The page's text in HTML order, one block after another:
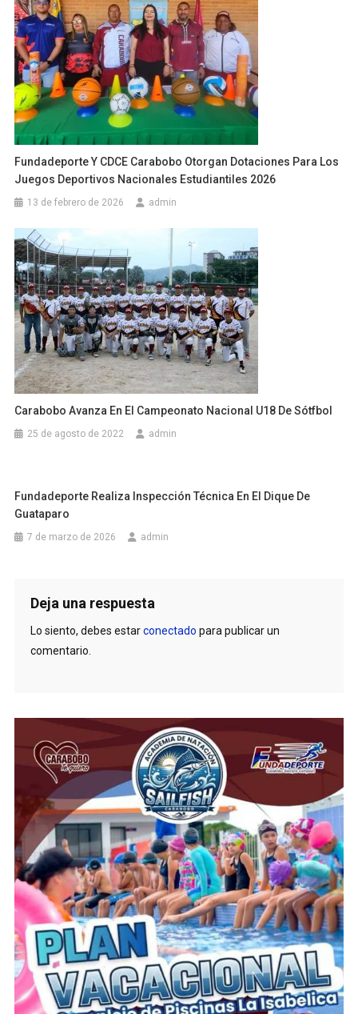
Fundadeporte Y CDCE Carabobo Otorgan Dotaciones Para Los
Juegos Deportivos Nacionales Estudiantiles 2026
13 de febrero de 2026 admin
Carabobo Avanza En El Campeonato Nacional U18 De Sótfbol
25 de agosto de 2022 admin
Fundadeporte Realiza Inspección Técnica En El Dique De
Guataparo
7 de marzo de 2026 admin
Deja una respuesta
Lo siento, debes estarconectado para publicar un
comentario.